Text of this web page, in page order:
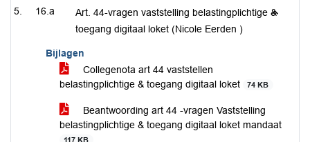
16.a
Art. 44-vragen vaststelling belastingplichtige &
toegang digitaal loket (Nicole Eerden )
Bijlagen
Collegenota art 44 vaststellen
belastingplichtige & toegang digitaal loket
74 KB
Beantwoording art 44 -vragen Vaststelling
belastingplichtige & toegang digitaal loket mandaat
117 KB